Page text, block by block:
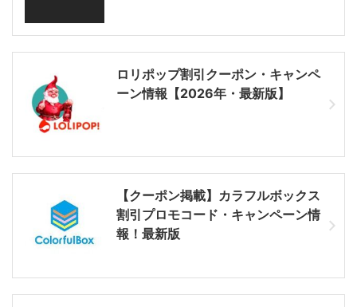
ロリポップ割引クーポン・キャンペ
ーン情報【2026年・最新版】
【クーポン掲載】カラフルボックス
割引プロモコード・キャンペーン情
報！最新版